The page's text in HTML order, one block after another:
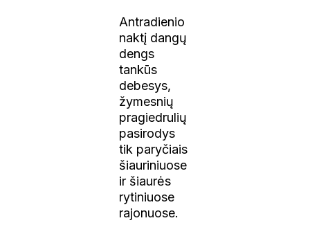
Antradienio
naktį dangų
dengs
tankūs
debesys,
žymesnių
pragiedrulių
pasirodys
tik paryčiais
šiauriniuose
ir šiaurės
rytiniuose
rajonuose.